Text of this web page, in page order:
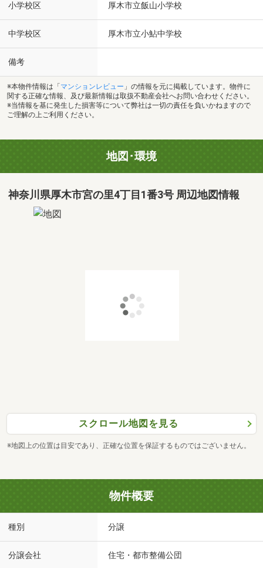
小学校区 厚木市立飯山小学校
中学校区 厚木市立小鮎中学校
備考
※本物件情報は「 マンションレビュー 」の情報を元に掲載しています。物件に
関する正確な情報、及び最新情報は取扱不動産会社へお問い合わせください。
※当情報を基に発生した損害等について弊社は一切の責任を負いかねますので
ご理解の上ご利用ください。
地図･環境
神奈川県厚木市宮の里4丁目1番3号 周辺地図情報
スクロール地図を見る
※地図上の位置は目安であり、正確な位置を保証するものではございません。
物件概要
種別 分譲
分譲会社 住宅・都市整備公団